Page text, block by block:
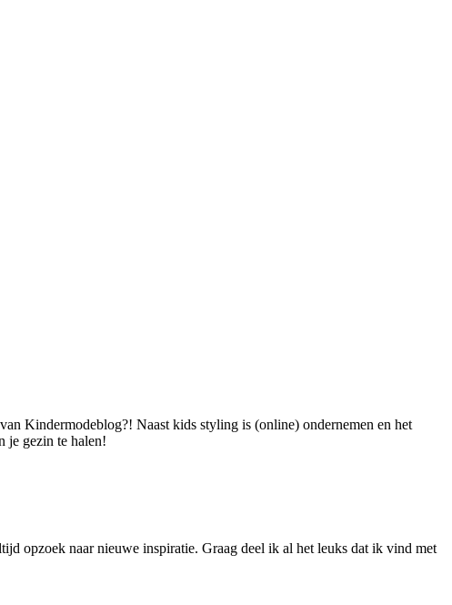
Kindermodeblog?! Naast kids styling is (online) ondernemen en het
je gezin te halen!
opzoek naar nieuwe inspiratie. Graag deel ik al het leuks dat ik vind met